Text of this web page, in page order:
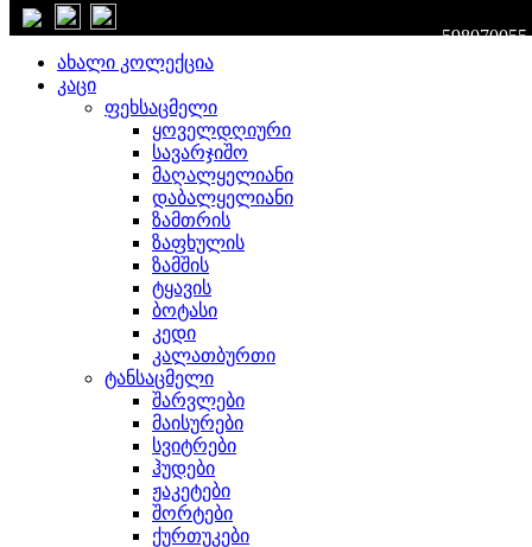
დახურვა
ახალი კოლექცია
კაცი
ფეხსაცმელი
ყოველდღიური
სავარჯიშო
მაღალყელიანი
დაბალყელიანი
ზამთრის
ზაფხულის
ზამშის
ტყავის
ბოტასი
კედი
კალათბურთი
ტანსაცმელი
შარვლები
მაისურები
სვიტრები
ჰუდები
ჟაკეტები
შორტები
ქურთუკები
598070055